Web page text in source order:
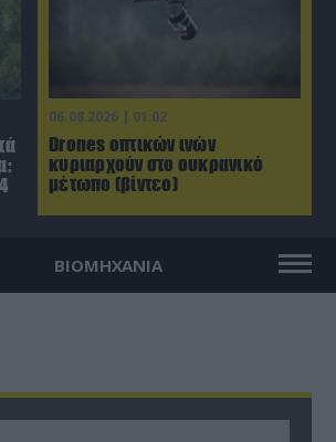
06.08.2026 | 01:02
Drones οπτικών ινών
κυριαρχούν στο ουκρανικό
μέτωπο (βίντεο)
ΒΙΟΜΗΧΑΝΙΑ